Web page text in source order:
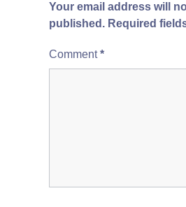
Your email address will
published. Required
Comment*